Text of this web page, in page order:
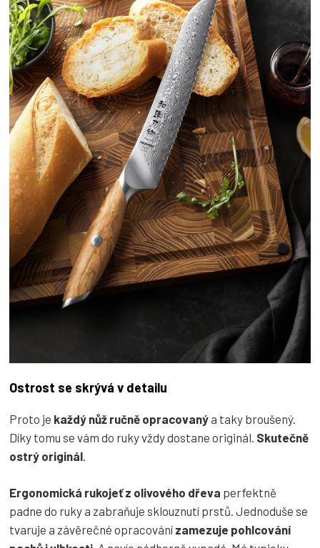
Ostrost se skrývá v detailu
Proto je každý nůž ručně opracovanýa taky broušený.
Díky tomu se vám do ruky vždy dostane originál. Skutečně
ostrý originál
Ergonomická rukojeť z olivového dřeva perfektně
padne do ruky a zabraňuje sklouznutí prstů. Jednoduše se
tvaruje a závěrečné opracování zamezuje pohlcování